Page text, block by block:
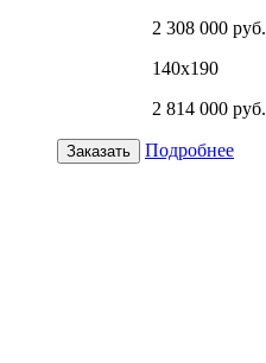
2 308 000 руб.
140х190
2 814 000 руб.
Заказать Подробнее